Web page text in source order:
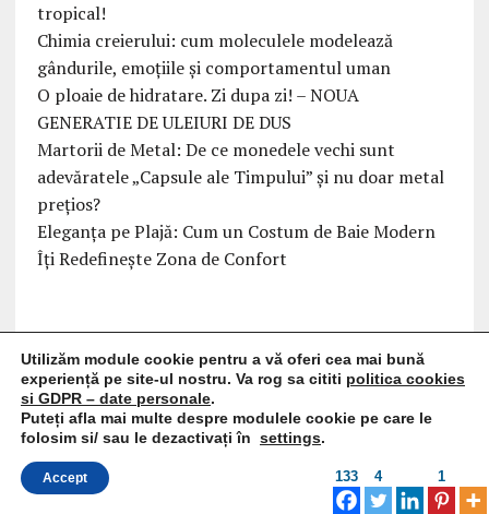
133 4 1
tropical!
Chimia creierului: cum moleculele modelează
gândurile, emoțiile și comportamentul uman
O ploaie de hidratare. Zi dupa zi! – NOUA
GENERATIE DE ULEIURI DE DUS
Martorii de Metal: De ce monedele vechi sunt
adevăratele „Capsule ale Timpului” și nu doar metal
prețios?
Eleganța pe Plajă: Cum un Costum de Baie Modern
Îți Redefinește Zona de Confort
Utilizăm module cookie pentru a vă oferi cea mai bună
experiență pe site-ul nostru. Va rog sa cititi politica cookies
si GDPR – date personale.
Puteți afla mai multe despre modulele cookie pe care le
folosim si/ sau le dezactivați în settings.
Accept